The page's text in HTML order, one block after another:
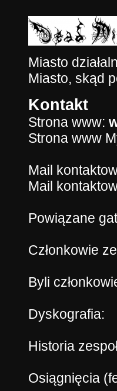
Miasto
Miasto, skąd
Kontakt
Strona www:
Strona www
Mail
Mail
Powiązane
Członkowie
Byli
Dyskografia:
Historia
Osiągnięcia